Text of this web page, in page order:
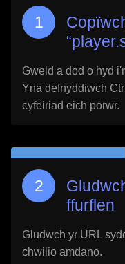
“
Gweld a dod o hyd
Yna defnyddiwch
cyfeiriad eich porwr.
ffurflen
Gludwch yr URL
chwilio amdano.